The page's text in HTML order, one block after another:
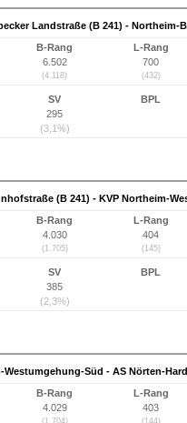
Landstraße (B 241) - Northeim-
B-Rang
6.502
(4.118)
L-Rang
700
(432)
SV
295
(3,1%)
BPL
(B 241) - KVP Northeim-
B-Rang
4.030
(1.705)
L-Rang
404
(145)
SV
385
(2,3%)
BPL
Westumgehung-Süd - AS Nörten-
B-Rang
4.029
L-Rang
403